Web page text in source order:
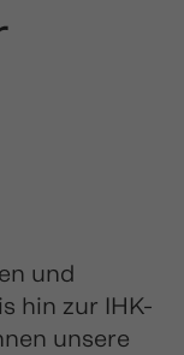
und
hin zur IHK-
unsere